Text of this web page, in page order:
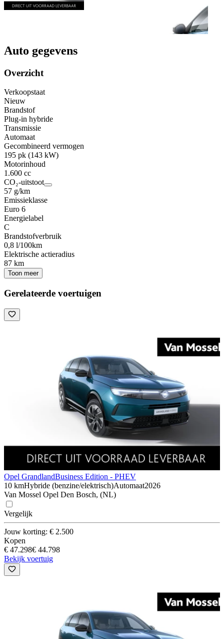
Auto gegevens
Overzicht
Verkoopstaat
Nieuw
Brandstof
Plug-in hybride
Transmissie
Automaat
Gecombineerd vermogen
195 pk (143 kW)
Motorinhoud
1.600 cc
CO₂-uitstoot
57 g/km
Emissieklasse
Euro 6
Energielabel
C
Brandstofverbruik
0,8 l/100km
Elektrische actieradius
87 km
Toon meer
Gerelateerde voertuigen
Opel GrandlandBusiness Edition - PHEV
10 kmHybride (benzine/elektrisch)Automaat2026
Van Mossel Opel Den Bosch, (NL)
Vergelijk
Jouw korting: € 2.500
Kopen
€ 47.298€ 44.798
Bekijk voertuig